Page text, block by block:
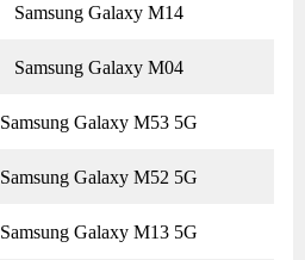
Samsung Galaxy M14
Samsung Galaxy M04
Samsung Galaxy M53 5G
Samsung Galaxy M52 5G
Samsung Galaxy M13 5G